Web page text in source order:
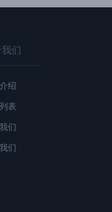
们
绍
表
们
们